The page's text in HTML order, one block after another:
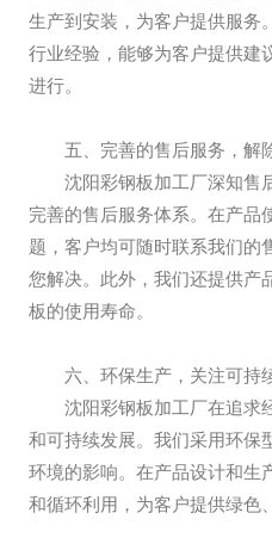
生产到安装，为客户提供服务
行业经验，能够为客户提供建
进行。
五、完善的售后服务，解
沈阳彩钢板加工厂深知售
完善的售后服务体系。在产品
题，客户均可随时联系我们的
您解决。此外，我们还提供产
板的使用寿命。
六、环保生产，关注可持
沈阳彩钢板加工厂在追求
和可持续发展。我们采用环保
环境的影响。在产品设计和生
和循环利用，为客户提供绿色